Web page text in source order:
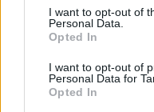
consent section.
I want to opt-out of
Personal Data.
Opted In
I want to opt-out of
Personal Data for
Opted In